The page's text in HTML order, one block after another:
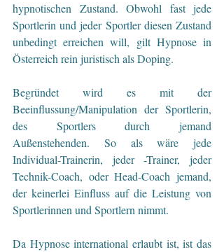
hypnotischen Zustand. Obwohl fast jede
Sportlerin und jeder Sportler diesen Zustand
unbedingt erreichen will, gilt Hypnose in
Österreich rein juristisch als Doping.
Begründet wird es mit der
Beeinflussung/Manipulation der Sportlerin,
des Sportlers durch jemand
Außenstehenden. So als wäre jede
Individual-Trainerin, jeder -Trainer, jeder
Technik-Coach, oder Head-Coach jemand,
der keinerlei Einfluss auf die Leistung von
Sportlerinnen und Sportlern nimmt.
Da Hypnose international erlaubt ist, ist das